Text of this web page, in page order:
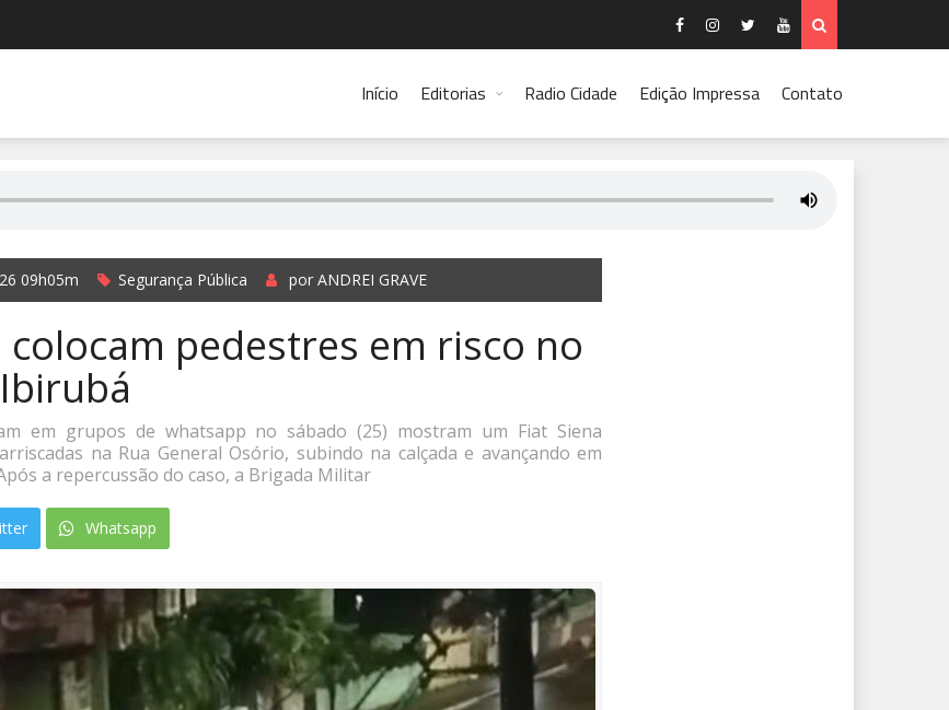
Início Editorias Radio Cidade Edição Impressa Contato
09h05m Segurança Pública por ANDREI GRAVE
pedestres em risco no
em grupos de whatsapp no sábado (25) mostram um Fiat Siena
na Rua General Osório, subindo na calçada e avançando em
a repercussão do caso, a Brigada Militar
Whatsapp